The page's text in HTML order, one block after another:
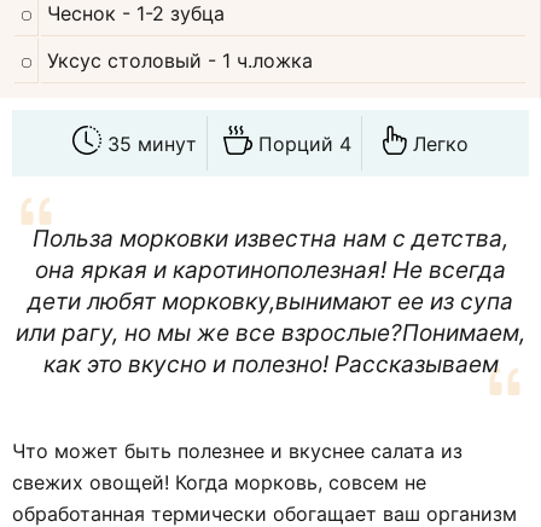
Чеснок - 1-2 зубца
Уксус столовый - 1 ч.ложка
35 минут Порций 4 Легко
Польза морковки известна нам с детства,
она яркая и каротинополезная! Не всегда
дети любят морковку,вынимают ее из супа
или рагу, но мы же все взрослые?Понимаем,
как это вкусно и полезно! Рассказываем
Что может быть полезнее и вкуснее салата из
свежих овощей! Когда морковь, совсем не
обработанная термически обогащает ваш организм